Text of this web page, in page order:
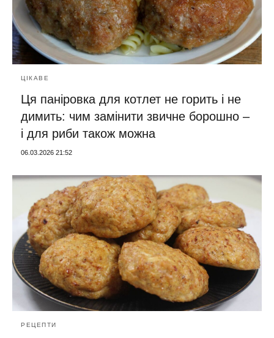
ЦІКАВЕ
Ця паніровка для котлет не горить і не
димить: чим замінити звичне борошно –
і для риби також можна
06.03.2026 21:52
РЕЦЕПТИ